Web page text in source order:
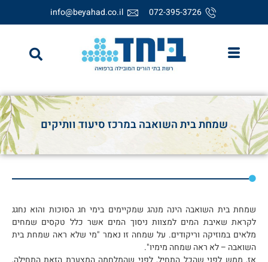
072-395-3726
info@beyahad.co.il
שמחת בית השואבה במרכז סיעוד וותיקים
שמחת בית השואבה הינה מנהג שמקיימים בימי חג הסוכות והוא נחגג
לקראת שאיבת המים למצוות ניסוך המים אשר כלל טקסים שמחים
מלאים במוזיקה וריקודים. על שמחה זו נאמר "מי שלא ראה שמחת בית
השואבה – לא ראה שמחה מימיו".